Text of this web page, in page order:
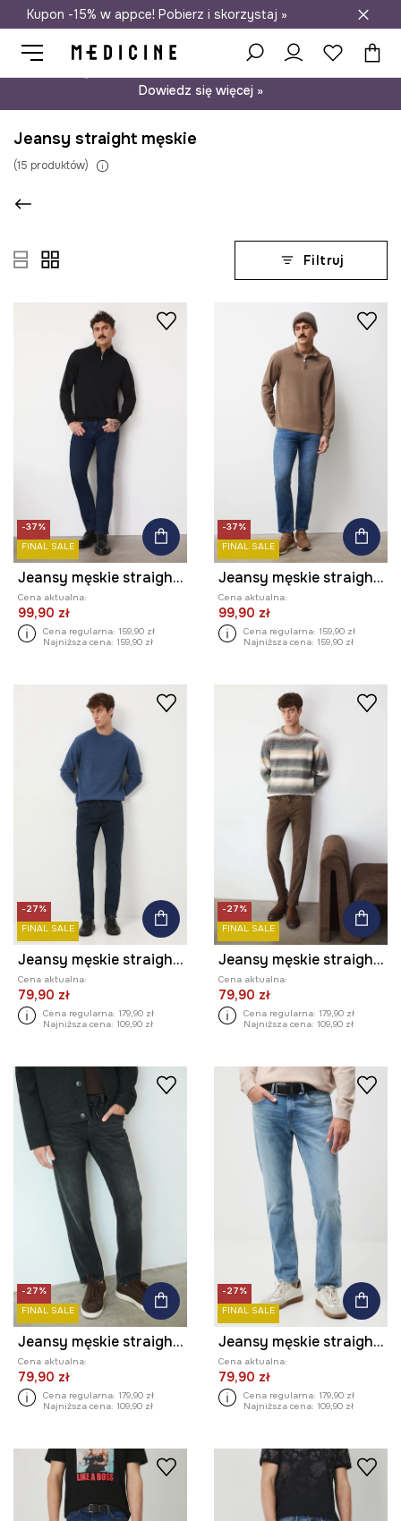
Darmowa dostawa do salonów
Kupon -15% w appce! Pobierz i skorzystaj »
Dowiedz się więcej »
Jeansy straight męskie
(15 produktów)
Filtruj
-37%
FINAL SALE
Jeansy męskie straight z przetarciami
Cena aktualna:
99,90 zł
Cena regularna: 159,90 zł
Najniższa cena: 159,90 zł
-37%
FINAL SALE
Jeansy męskie straight z przetarciami
Cena aktualna:
99,90 zł
Cena regularna: 159,90 zł
Najniższa cena: 159,90 zł
-27%
FINAL SALE
Jeansy męskie straight gładkie
Cena aktualna:
79,90 zł
Cena regularna: 179,90 zł
Najniższa cena: 109,90 zł
-27%
FINAL SALE
Jeansy męskie straight gładkie
Cena aktualna:
79,90 zł
Cena regularna: 179,90 zł
Najniższa cena: 109,90 zł
-27%
FINAL SALE
Jeansy męskie straight z efektem sprania
Cena aktualna:
79,90 zł
Cena regularna: 179,90 zł
Najniższa cena: 109,90 zł
-27%
FINAL SALE
Jeansy męskie straight z efektem sprania
Cena aktualna:
79,90 zł
Cena regularna: 179,90 zł
Najniższa cena: 109,90 zł